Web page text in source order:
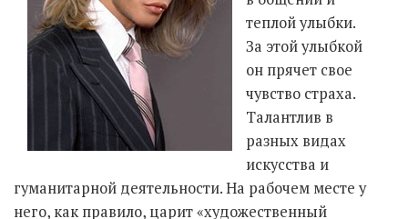
теплой улыбки.
За этой улыбкой
он прячет свое
чувство страха.
Талантлив в
разных видах
искусства и
гуманитарной деятельности. На рабочем месте у
него, как правило, царит «художественный